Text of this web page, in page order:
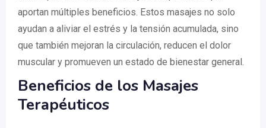
aportan múltiples beneficios. Estos masajes no solo
ayudan a aliviar el estrés y la tensión acumulada, sino
que también mejoran la circulación, reducen el dolor
muscular y promueven un estado de bienestar general.
Beneficios de los Masajes
Terapéuticos